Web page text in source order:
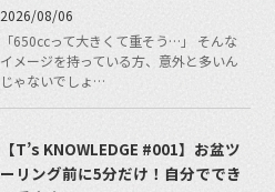
2026/08/06
「650ccって大きくて重そう…」 そんな
イメージを持っている方、意外と多いん
じゃないでしょ…
【T’s KNOWLEDGE #001】お盆ツ
ーリング前に5分だけ！自分ででき